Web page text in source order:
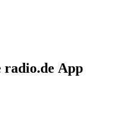
radio.de App